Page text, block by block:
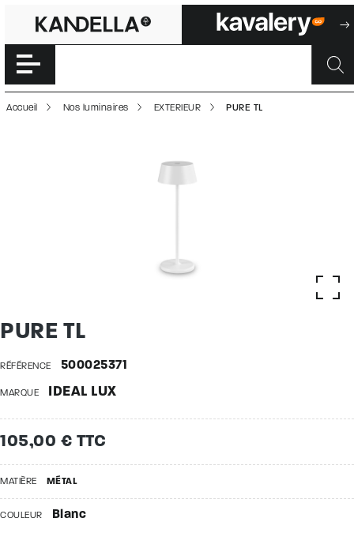
PURE TL |
Accéder directement au contenu de la page
Accueil Nos luminaires EXTERIEUR PURE TL
PURE TL
RÉFÉRENCE 500025371
MARQUE IDEAL LUX
105,00 € TTC
MATIÈRE MÉTAL
COULEUR Blanc